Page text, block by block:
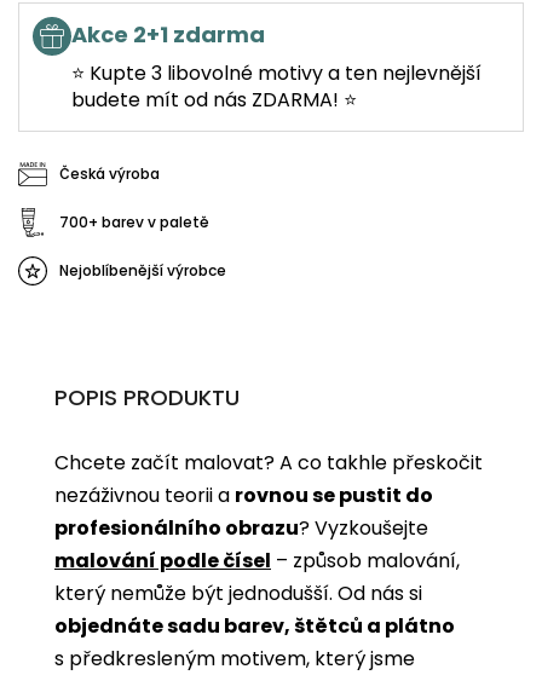
Akce 2+1 zdarma
⭐ Kupte 3 libovolné motivy a ten nejlevnější
budete mít od nás ZDARMA! ⭐
Česká výroba
700+ barev v paletě
Nejoblíbenější výrobce
POPIS PRODUKTU
Chcete začít malovat? A co takhle přeskočit
nezáživnou teorii a rovnou se pustit do
profesionálního obrazu? Vyzkoušejte
malování podle čísel ­­– způsob malování,
který nemůže být jednodušší. Od nás si
objednáte sadu barev, štětců a plátno
s předkresleným motivem, který jsme